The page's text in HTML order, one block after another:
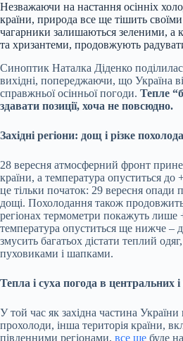
Незважаючи на настання осінніх
країни, природа все ще тішить
чагарники залишаються зеленими, а
та хризантеми, продовжують
Синоптик Наталка Діденко
вихідні, попереджаючи, що Україна
справжньої осінньої погоди. Тепле
здавати позиції, хоча не повсюдно.
Західні регіони: дощ і різке
28 вересня атмосферний фронт
країни, а температура опуститься
це тільки початок: 29 вересня опади
дощі. Похолодання також
регіонах термометри покажуть
температура опуститься ще нижче –
змусить багатьох дістати теплий
пуховиками і шапками.
Тепла і суха погода в центральних і
У той час як західна частина України
прохолоди, інша територія країни,
південними регіонами, все ще буде